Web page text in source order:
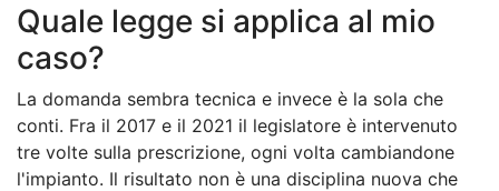
Quale legge si applica al mio
caso?
La domanda sembra tecnica e invece è la sola che
conti. Fra il 2017 e il 2021 il legislatore è intervenuto
tre volte sulla prescrizione, ogni volta cambiandone
l'impianto. Il risultato non è una disciplina nuova che